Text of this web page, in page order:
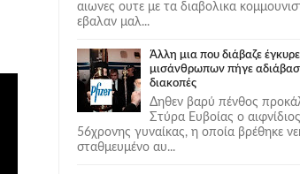
αιωνες ουτε με τα διαβολικα
εβαλαν μαλ...
Άλλη μια που διάβαζε
μισάνθρωπων πήγε
διακοπές
Δηθεν βαρύ πένθος
Στύρα Ευβοίας ο
56χρονης γυναίκας, η οποία βρέθηκε
σταθμευμένο αυ...